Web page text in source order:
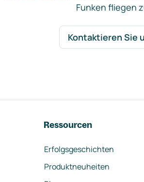
Funken fliegen
Kontaktieren Sie
Ressourcen
Erfolgsgeschichten
Produktneuheiten